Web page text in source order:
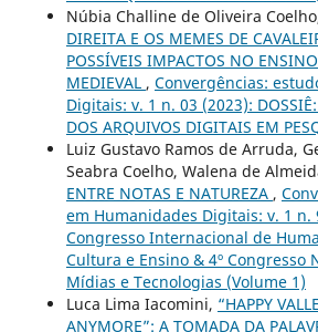
Núbia Challine de Oliveira
DIREITA E OS MEMES DE
POSSÍVEIS IMPACTOS NO
MEDIEVAL , Convergências:
Digitais: v. 1 n. 03 (2023):
DOS ARQUIVOS DIGITAIS EM
Luiz Gustavo Ramos de Arruda,
Seabra Coelho, Walena de
ENTRE NOTAS E NATUREZA ,
em Humanidades Digitais: v. 1 n.
Congresso Internacional de
Cultura e Ensino & 4º Congresso
Mídias e Tecnologias (Volume 1)
Luca Lima Iacomini, “HAPPY
ANYMORE”: A TOMADA DA